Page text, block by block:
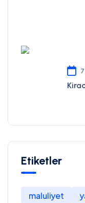
Etiketler
maluliyet